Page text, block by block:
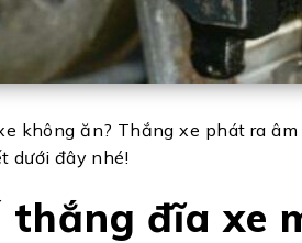
không ăn? Thắng xe phát ra
dưới đây nhé!
đĩa xe